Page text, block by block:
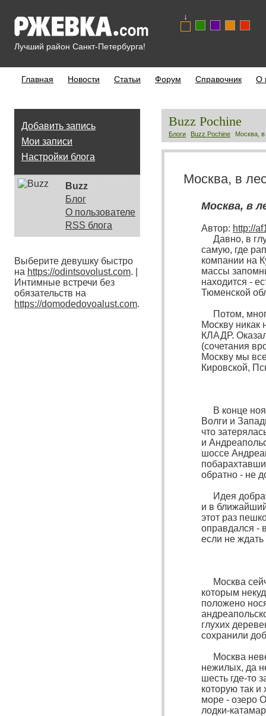
Лучший район Санкт-Петербурга!
↓
Главная Новости Статьи Форум Справочник О
Добавить запись
Мои записи
Настройки блога
Buzz
Блог
О пользователе
RSS блога
Выберите девушку быстро
на https://odintsovolust.com. |
Интимные встречи без
обязательств на
https://domodedovoalust.com.
Buzz Pochine
Блоги Buzz Pochine Москва, в
Москва, в
Москва, в
Автор: http://
Давно, в
самую, где
компании на
массы
находится -
Тюменской
Потом,
Москву никак
КЛАДР.
(сочетания
Москву мы
Кировской,
В конце
Волги и
что
и
шоссе
обратно - не
Идея
и в
этот раз
оправдался -
если не ждать
Москва
которым
положено
глухих
сохранили
Москва
нежилых, да
шесть где-то
которую так и
море - озеро
лодки-